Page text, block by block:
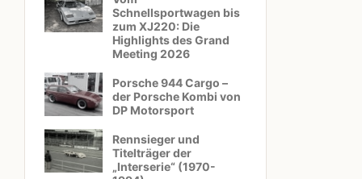
Schnellsportwagen bis
zum XJ220: Die
Highlights des Grand
Meeting 2026
Porsche 944 Cargo –
der Porsche Kombi von
DP Motorsport
Rennsieger und
Titelträger der
„Interserie“ (1970-